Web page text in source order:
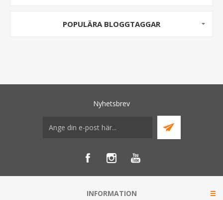
POPULÄRA BLOGGTAGGAR
Nyhetsbrev
INFORMATION